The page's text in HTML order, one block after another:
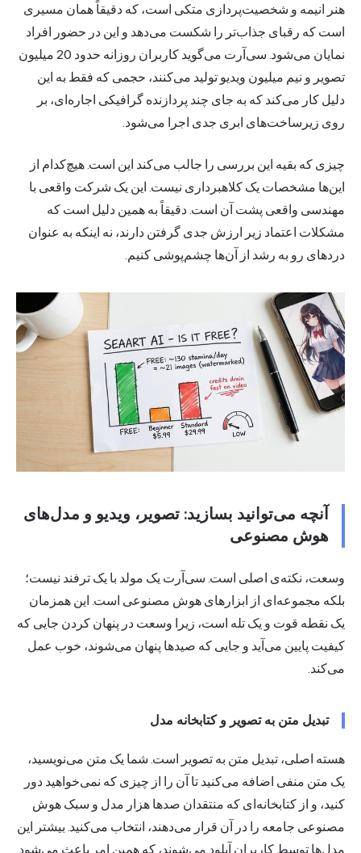
هنر انیمه و شخصیت‌پردازی متکی است، که دقیقاً همان مسیری
است که رقبای جذاب‌تر را شکست می‌دهد و این در حضور افراد
نمایان می‌شود. سی‌آرت می‌گوید کاربران روزانه حدود 20 میلیون
تصویر و نیم میلیون ویدیو تولید می‌کنند، حجمی که فقط به این
دلیل کار می‌کند که به جای چند پردازنده گرافیکی اجاره‌ای، بر
روی زیرساخت‌های ابری جدی اجرا می‌شود.
چیزی که بقیه این بررسی را جالب می‌کند این است. هیچ‌کدام از
این‌ها مشخصات یک کلاهبرداری نیست. این یک شرکت واقعی با
مهندسی واقعی پشت آن است. دقیقاً به همین دلیل است که
مشکلات اعتماد زیر ارزش جدی گرفتن دارند، نه اینکه به عنوان
دردهای رو به رشد از آن‌ها چشم‌پوشی کنیم.
آنچه می‌توانید بسازید: تصویر، ویدیو و مدل‌های
هوش مصنوعی
وسعت، نکته‌ی اصلی است. سی‌آرت یک مولد با یک ترفند نیست؛
بلکه مجموعه‌ای از ابزارهای هوش مصنوعی است. این همزمان
یک نقطه قوت و یک تله است، زیرا وسعت در پنهان کردن جایی که
کیفیت پایین می‌آید و جایی که صیدها پنهان می‌شوند، خوب عمل
می‌کند.
تبدیل متن به تصویر و کتابخانه مدل
هسته اصلی، تبدیل متن به تصویر است. شما یک متن می‌نویسید،
یک متن منفی اضافه می‌کنید تا آن را از چیزی که نمی‌خواهید دور
کنید، و از کتابخانه‌ای که منتقدان صدها هزار مدل و سبک هوش
مصنوعی جامعه را در آن قرار می‌دهند، انتخاب می‌کنید. بیشتر این
مدل‌ها توسط کاربران آپلود می‌شوند، که همین امر باعث می‌شود